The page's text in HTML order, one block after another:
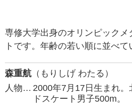
専修大学出身のオリンピックメ
トです。年齢の若い順に並べて
森重航 （もりしげ わたる）
人物… 2000年7月17日生まれ
ドスケート男子500m。